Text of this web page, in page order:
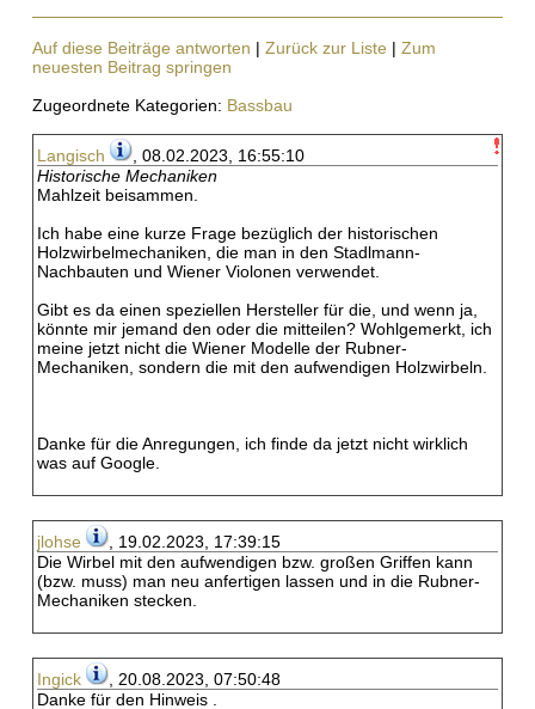
Auf diese Beiträge antworten | Zurück zur Liste | Zum
neuesten Beitrag springen
Zugeordnete Kategorien: Bassbau
Langisch
, 08.02.2023, 16:55:10
Historische Mechaniken
Mahlzeit beisammen.
Ich habe eine kurze Frage bezüglich der historischen
Holzwirbelmechaniken, die man in den Stadlmann-
Nachbauten und Wiener Violonen verwendet.
Gibt es da einen speziellen Hersteller für die, und wenn ja,
könnte mir jemand den oder die mitteilen? Wohlgemerkt, ich
meine jetzt nicht die Wiener Modelle der Rubner-
Mechaniken, sondern die mit den aufwendigen Holzwirbeln.
Danke für die Anregungen, ich finde da jetzt nicht wirklich
was auf Google.
jlohse
, 19.02.2023, 17:39:15
Die Wirbel mit den aufwendigen bzw. großen Griffen kann
(bzw. muss) man neu anfertigen lassen und in die Rubner-
Mechaniken stecken.
Ingick
, 20.08.2023, 07:50:48
Danke für den Hinweis .